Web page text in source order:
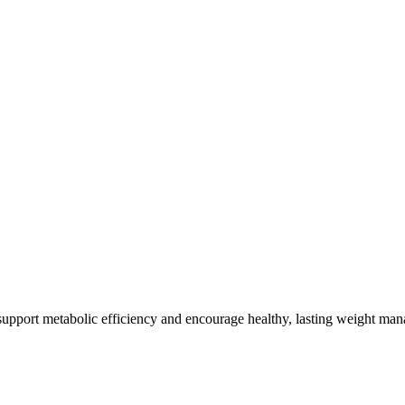
metabolic efficiency and encourage healthy, lasting weight